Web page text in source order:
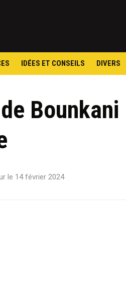
IDÉES ET CONSEILS DIVERS
Bounkani
le 14 février 2024